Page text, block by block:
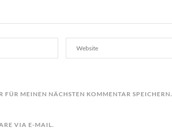
MEINEN NÄCHSTEN KOMMENTAR SPEICHERN.
VIA E-MAIL.